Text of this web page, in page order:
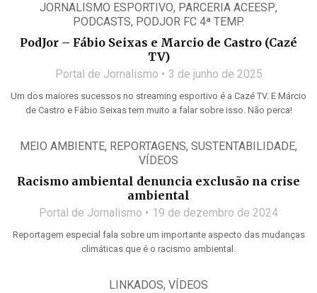
JORNALISMO ESPORTIVO, PARCERIA ACEESP,
PODCASTS, PODJOR FC 4ª TEMP.
PodJor – Fábio Seixas e Marcio de Castro (Cazé
TV)
Portal de Jornalismo 3 de junho de 2025
Um dos maiores sucessos no streaming esportivo é a Cazé TV. E Márcio
de Castro e Fábio Seixas tem muito a falar sobre isso. Não perca!
MEIO AMBIENTE, REPORTAGENS, SUSTENTABILIDADE,
VÍDEOS
Racismo ambiental denuncia exclusão na crise
ambiental
Portal de Jornalismo 19 de dezembro de 2024
Reportagem especial fala sobre um importante aspecto das mudanças
climáticas que é o racismo ambiental.
LINKADOS, VÍDEOS